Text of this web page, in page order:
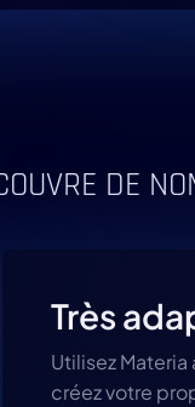
DE
Très
Utilisez
créez votre